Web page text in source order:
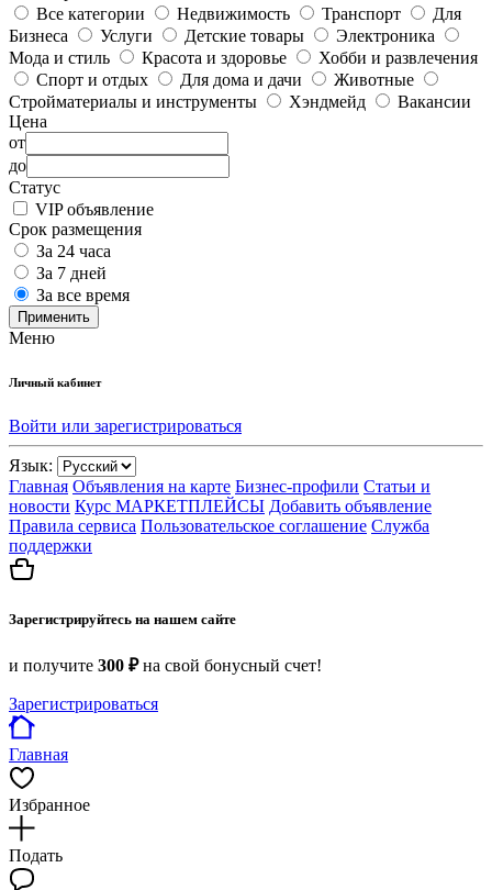
Все категории
Недвижимость Транспорт
Для
Бизнеса
Услуги Детские товары
Электроника
Мода и стиль
Красота и здоровье
Хобби и развлечения
Спорт и отдых
Для дома и дачи
Животные
Стройматериалы и инструменты
Хэндмейд
Вакансии
Цена
от
до
Статус
VIP объявление
Срок размещения
За 24 часа
За 7 дней
За все время
Применить
Меню
Личный кабинет
Войти или зарегистрироваться
Язык:
Главная Объявления на карте Бизнес-профили Статьи и
новости Курс МАРКЕТПЛЕЙСЫ Добавить объявление
Правила сервиса Пользовательское соглашение Служба
поддержки
Зарегистрируйтесь на нашем сайте
и получите 300 ₽на свой бонусный счет!
Зарегистрироваться
Главная
Избранное
Подать